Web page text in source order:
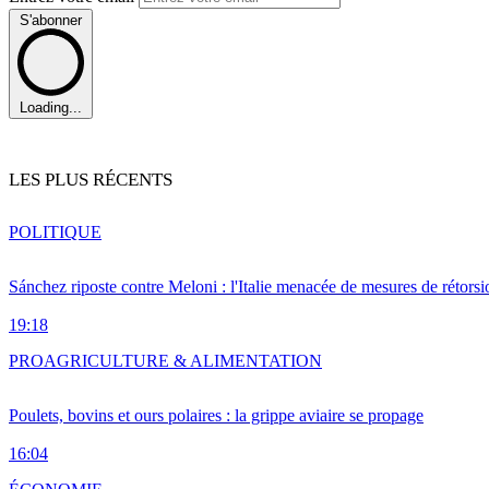
S'abonner
Loading...
LES PLUS RÉCENTS
Sánchez riposte contre Meloni : l'Italie menacée de mesures de
19:18
POLITIQUE
Poulets, bovins et ours polaires : la grippe aviaire se propage
16:04
PROAGRICULTURE & ALIMENTATION